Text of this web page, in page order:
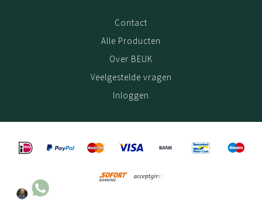
Contact
Alle Producten
Over BEUK
Veelgestelde vragen
Inloggen